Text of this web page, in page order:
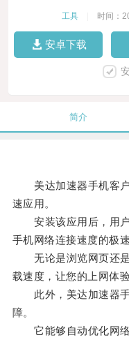
工具 时间：
安卓下载
简介
美达加速器手机客户
速应用。
安装该应用后，用户
手机网络连接速度的极速
无论是浏览网页还是
载速度，让您的上网体
此外，美达加速器手
障。
它能够自动优化网络